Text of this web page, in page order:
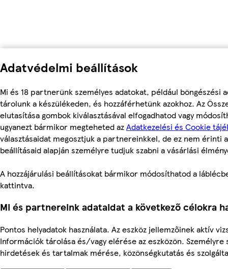
Adatvédelmi beállítások
Mi és 18 partnerünk személyes adatokat, például böngészési
tárolunk a készülékeden, és hozzáférhetünk azokhoz. Az
elutasítása gombok kiválasztásával elfogadhatod vagy
ugyanezt bármikor megteheted azAdatkezelési és Cookie
választásaidat megosztjuk a partnereinkkel, de ez nem érinti
beállításaid alapján személyre tudjuk szabni a vásárlási
A hozzájárulási beállításokat bármikor módosíthatod a
kattintva.
Mi és partnereink adataidat a következő célokra
Pontos helyadatok használata. Az eszköz jellemzőinek aktív
Információk tárolása és/vagy elérése az eszközön.
hirdetések és tartalmak mérése, közönségkutatás és